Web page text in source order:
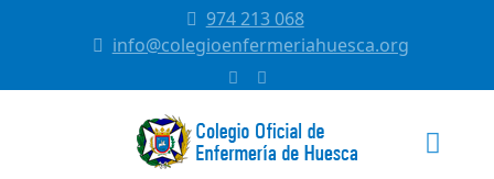
974 213 068
info@colegioenfermeriahuesca.org